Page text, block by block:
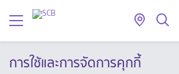
การใช้และการจัดการคุกกี้